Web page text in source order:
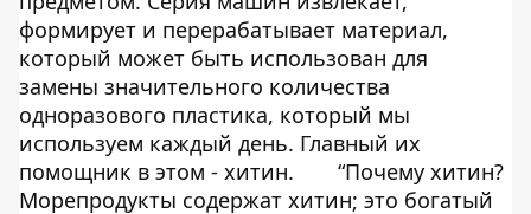
формирует и перерабатывает материал,
который может быть использован для
замены значительного количества
одноразового пластика, который мы
используем каждый день. Главный их
помощник в этом - хитин.
“Почему хитин?
Морепродукты содержат хитин; это богатый